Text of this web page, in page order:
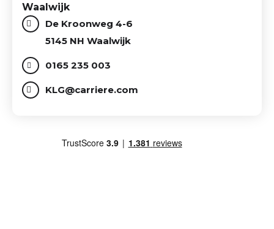
Waalwijk
De Kroonweg 4-6
5145 NH Waalwijk
0165 235 003
KLG@carriere.com